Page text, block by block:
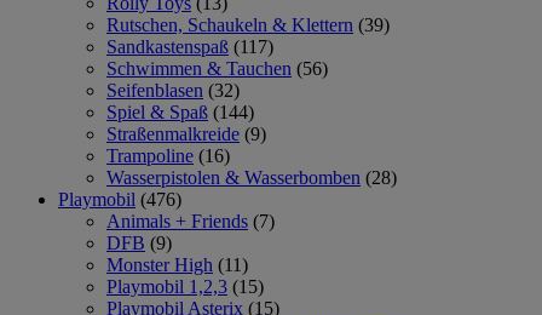
Rutschen, Schaukeln & Klettern (39)
Sandkastenspaß (117)
Schwimmen & Tauchen (56)
Seifenblasen (32)
Spiel & Spaß (144)
Straßenmalkreide (9)
Trampoline (16)
Wasserpistolen & Wasserbomben (28)
Playmobil (476)
Animals + Friends (7)
DFB (9)
Monster High (11)
Playmobil 1,2,3 (15)
Playmobil Asterix (15)